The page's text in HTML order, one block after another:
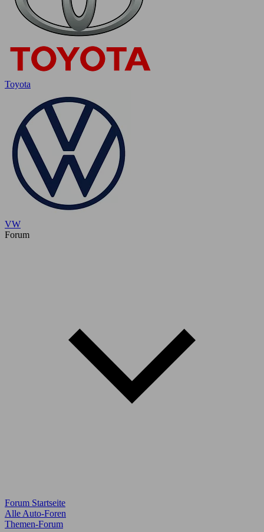
Toyota
VW
Forum
Forum Startseite
Alle Auto-Foren
Themen-Forum